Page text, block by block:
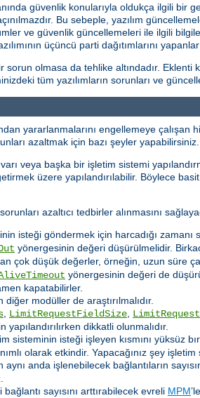
güvenlik konularıyla oldukça ilgili bir
Bu sebeple, yazılım
ve güvenlik güncellemeleri ile ilgili
üçüncü parti dağıtımlarını
olmasa da tehlike altındadır.
tüm yazılımların sorunları ve
yararlanmalarını engellemeye çalışan
azaltmak için bazı şeyler yapabilirsiniz.
veya başka bir işletim sistemi
üzere yapılandırılabilir. Böylece
azaltıcı tedbirler alınmasını
isteği göndermek için harcadığı zamanı
yönergesinin değeri düşürülmelidir.
çok düşük değerler, örneğin, uzun süre
yönergesinin değeri de
kapatabilirler.
modüller de araştırılmalıdır.
LimitRequestFieldSize
dikkatli olunmalıdır.
sisteminin isteği işleyen kısmını yüksüz
olarak etkindir. Yapacağınız şey
anda işlenebilecek bağlantıların
sayısını arttırabilecek evreli MPM